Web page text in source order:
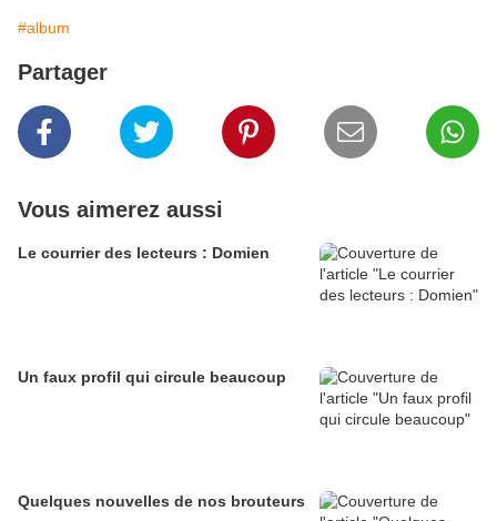
#album
Partager
Vous aimerez aussi
Le courrier des lecteurs : Domien
Un faux profil qui circule beaucoup
Quelques nouvelles de nos brouteurs